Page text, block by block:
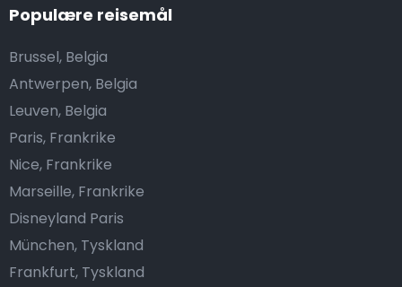
Populære reisemål
Brussel, Belgia
Antwerpen, Belgia
Leuven, Belgia
Paris, Frankrike
Nice, Frankrike
Marseille, Frankrike
Disneyland Paris
München, Tyskland
Frankfurt, Tyskland